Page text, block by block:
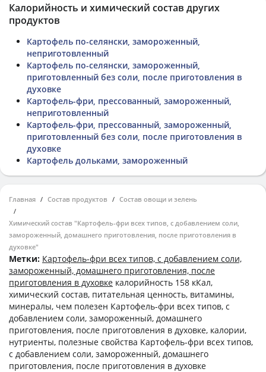
Калорийность и химический состав других
продуктов
Картофель по-селянски, замороженный,
неприготовленный
Картофель по-селянски, замороженный,
приготовленный без соли, после приготовления в
духовке
Картофель-фри, прессованный, замороженный,
неприготовленный
Картофель-фри, прессованный, замороженный,
приготовленный без соли, после приготовления в
духовке
Картофель дольками, замороженный
Главная Состав продуктов Состав овощи и зелень
Химический состав "Картофель-фри всех типов, с добавлением соли,
замороженный, домашнего приготовления, после приготовления в
духовке"
Метки: Картофель-фри всех типов, с добавлением соли,
замороженный, домашнего приготовления, после
приготовления в духовке калорийность 158 кКал,
химический состав, питательная ценность, витамины,
минералы, чем полезен Картофель-фри всех типов, с
добавлением соли, замороженный, домашнего
приготовления, после приготовления в духовке, калории,
нутриенты, полезные свойства Картофель-фри всех типов,
с добавлением соли, замороженный, домашнего
приготовления, после приготовления в духовке